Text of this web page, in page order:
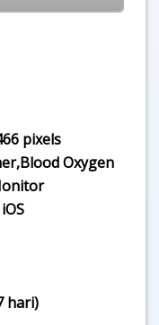
pixels
Oxygen
hari)